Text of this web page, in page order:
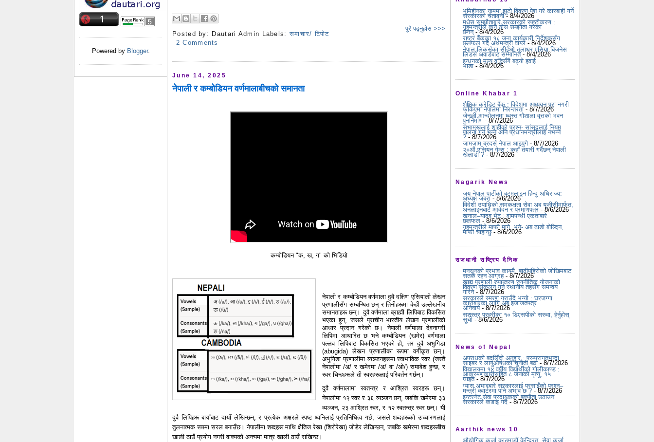
Powered by Blogger.
पुरै पढ्नुहोस >>>
Posted by: Dautari Admin Labels:समाचार/ टिपोट
2 Comments
June 14, 2025
नेपाली र कम्बोडियन वर्णमालाबीचको समानता
कम्बोडियन "क, ख, ग" कोभिडियो
नेपाली र कम्बोडियन वर्णमाला दुवै दक्षिण एसियाली लेखन
प्रणालीसँग सम्बन्धित छन् र तिनीहरूमा केही उल्लेखनीय
समानताहरू छन्। दुवै वर्णमाला ब्राह्मी लिपिबाट विकसित
भएका हुन्, जसले प्राचीन भारतीय लेखन प्रणालीको
आधार प्रदान गरेको छ। नेपाली वर्णमाला देवनागरी
लिपिमा आधारित छ भने कम्बोडियन (खमेर) वर्णमाला
पल्लव लिपिबाट विकसित भएको हो, तर दुवै अभुगिडा
(abugida) लेखन प्रणालीका रूपमा वर्गीकृत छन्।
अभुगिडा प्रणालीमा व्यञ्जनहरूमा स्वाभाविक स्वर (जस्तै
नेपालीमा /अ/ र खमेरमा /अ/ वा /ओ/) समावेश हुन्छ, र
स्वर चिन्हहरूले ती स्वरहरूलाई परिवर्तन गर्छन्।
दुवै वर्णमालामा स्वतन्त्र र आश्रित स्वरहरू छन्।
नेपालीमा १२ स्वर र ३६ व्यञ्जन छन्, जबकि खमेरमा ३३
व्यञ्जन, २३ आश्रित स्वर, र १२ स्वतन्त्र स्वर छन्। यी
दुवै लिपिहरू बायाँबाट दायाँ लेखिन्छन्, र प्रत्येक अक्षरले स्पष्ट ध्वनिलाई प्रतिनिधित्व गर्छ, जसले शब्दहरूको उच्चारणलाई
तुलनात्मक रूपमा सरल बनाउँछ। नेपालीमा शब्दहरू माथि क्षैतिज रेखा (शिरोरेखा) जोडेर लेखिन्छन्, जबकि खमेरमा शब्दहरूबीच
खाली ठाउँ प्रयोग नगरी वाक्यको अन्त्यमा मात्र खाली ठाउँ राखिन्छ।
भूमिहीनका नाममा झूटो विवरण पेश गरे कारबाही गर्ने
सरकारको चेतावनी- 8/4/2026
मधेस सम्झौताबारे सरकारको स्पष्टीकरण :
गृहमन्त्रीले कुनै ठोस सम्झौता गरेका
छैनन्- 8/4/2026
राष्ट्र बैंकका १८ जना कार्यकारी निर्देशकसँग
छलफल गर्दै अर्थमन्त्री वाग्ले - 8/4/2026
नेपाल लिकर्सका सीईओ तुलाधर एसिया बिजनेस
लिडर्स अवार्डबाट सम्मानित- 8/4/2026
इन्धनको मूल्य वृद्धिसँगै बढ्यो हवाई
भाडा- 8/4/2026
Online Khabar 1
शैक्षिक क्रेडिट बैंक : विदेशमा अध्ययन पूरा नगरी
फर्किएमा नेपालमा निरन्तरता - 8/7/2026
जेनजी आन्दोलनमा ध्वस्त गौशाला वृत्तको भवन
पुनर्निर्माण - 8/7/2026
सभामुखलाई शाहीको प्रश्न- सांसद्लाई नियम
पालना गर्न भन्ने अनि प्रधानमन्त्रीलाई नभन्ने
?- 8/7/2026
जामजाम ब्रदर्स नेपाल आइपुगे - 8/7/2026
२०औं एसियन गेम्स : कहाँ तयारी गर्दैछन् नेपाली
खेलाडी ? - 8/7/2026
Nagarik News
जय नेपाल पार्टीको बटमलाइन हिन्दु अधिराज्य:
अध्यक्ष जबरा - 8/6/2026
विदेशी उपाधिको समकक्षता सेवा अब यूजीसीमार्फत,
अनलाइनबाटै आवेदन र प्रमाणपत्र - 8/6/2026
खनाल–यादव भेट : वामपन्थी एकताबारे
छलफल - 8/6/2026
गृहमन्त्रीले माफी मागे, भने- अब ठाडो बोल्दिन,
माफी चाहान्छु- 8/6/2026
राजधानी राष्ट्रिय दैनिक
मनसुनको प्रभाव कायमै, बाढीपहिरोको जोखिमबाट
सतर्क रहन आग्रह- 8/7/2026
खाद्य प्रणाली रुपान्तरण रणनीतिक योजनाको
विवरण संकलन गर्न स्थानीय तहसँग समन्वय
गरिने- 8/7/2026
सरकारले स्मरण गराउँदै भन्यो : घरजग्गा
कारोबारका लागि अब इजाजतपत्र
अनिवार्य- 8/7/2026
सशस्त्र प्रहरीका १० डिएसपीको सरुवा, हेर्नुहोस्
सूची- 8/6/2026
News of Nepal
अपराधको बदलिँदो अनुहार : परम्परागतभन्दा
साइबर र लागुऔषधको चुनौती बढी - 8/7/2026
विद्यालयमा १४ वर्षीय विद्यार्थीको गोलीकाण्ड :
आक्रमणकारीसहित ८ जनाको मृत्यु, १५
घाइते- 8/7/2026
ग्यास अभावबारे सरकारलाई प्रसाईंको प्रश्न–
मन्त्री क्वार्टरमा पनि अभाव छ ?- 8/7/2026
इन्टरनेट सेवा प्रदायकको बक्यौता उठाउन
सरकारले कडाइ गर्दै - 8/7/2026
Aarthik news 10
औद्योगिक कर्जा काठमाडौं केन्द्रित, सेवा कर्जा